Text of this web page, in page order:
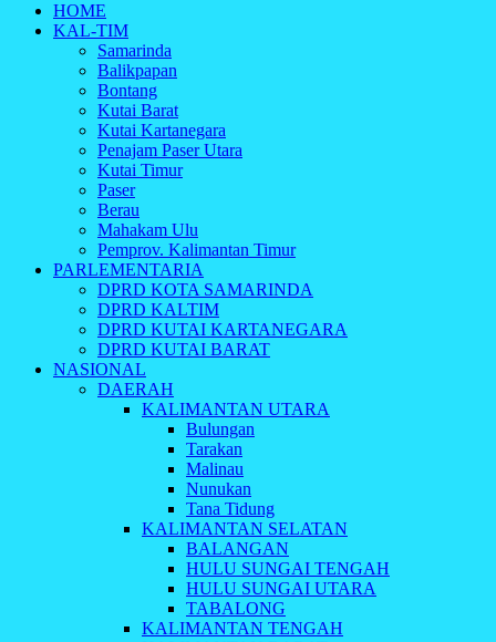
Indonesia Cyber
Media Cetak, Online & Streaming
HOME
KAL-TIM
Samarinda
Balikpapan
Bontang
Kutai Barat
Kutai Kartanegara
Penajam Paser Utara
Kutai Timur
Paser
Berau
Mahakam Ulu
Pemprov. Kalimantan Timur
PARLEMENTARIA
DPRD KOTA SAMARINDA
DPRD KALTIM
DPRD KUTAI KARTANEGARA
DPRD KUTAI BARAT
NASIONAL
DAERAH
KALIMANTAN UTARA
Bulungan
Tarakan
Malinau
Nunukan
Tana Tidung
KALIMANTAN SELATAN
BALANGAN
HULU SUNGAI TENGAH
HULU SUNGAI UTARA
TABALONG
KALIMANTAN TENGAH